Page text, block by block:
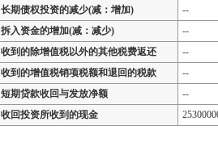
长期债权投资的减少(减：增加)
--
拆入资金的增加(减：减少)
--
收到的除增值税以外的其他税费返还
--
收到的增值税销项税额和退回的税款
--
短期贷款收回与发放净额
--
收回投资所收到的现金